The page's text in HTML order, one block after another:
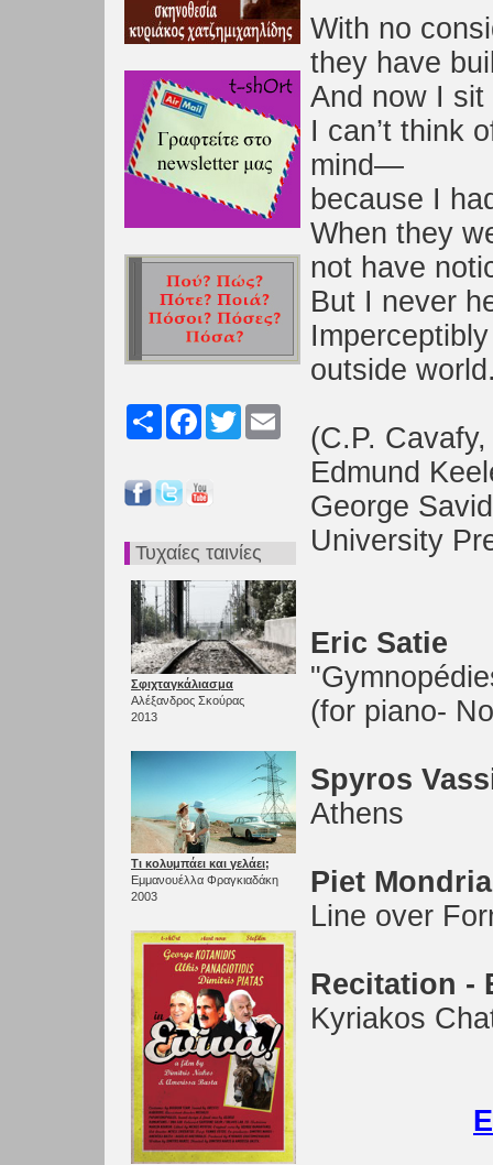
Share FacebookTwitter
Τυχαίες ταινίες
Σφιχταγκάλιασμα
Αλέξανδρος Σκούρας
2013
Τι κολυμπάει και γελάει;
Εμμανουέλλα Φραγκιαδάκη
2003
With no
they have
And now I sit
I can’t think
mind—
because I
When they
not have
But I never
outside
(C.P.
Edmund
George
University
Eric Satie
(for piano-
Spyros
Athens
Piet
Line over
Recitation -
Kyriakos